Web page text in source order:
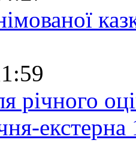
річного
екстерна